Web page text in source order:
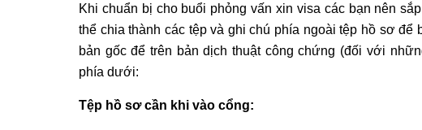
Khi chuẩn bị cho buổi phỏng vấn xin visa các bạn nên
thể chia thành các tệp và ghi chú phía ngoài tệp hồ sơ để
bản gốc để trên bản dịch thuật công chứng (đối với
phía dưới:
Tệp hồ sơ cần khi vào cổng: